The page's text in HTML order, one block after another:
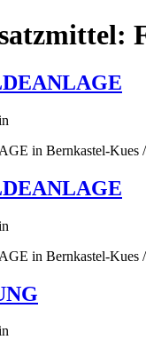
in Bernkastel-Kues
in Bernkastel-Kues